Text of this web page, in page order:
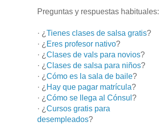
Preguntas y respuestas habituales:
· ¿ Tienes clases de salsa gratis?
· ¿ Eres profesor nativo?
· ¿ Clases de vals para novios?
· ¿ Clases de salsa para niños?
· ¿ Cómo es la sala de baile?
· ¿ Hay que pagar matrícula?
· ¿ Cómo se llega al Cónsul ?
· ¿ Cursos gratis para
desempleados?